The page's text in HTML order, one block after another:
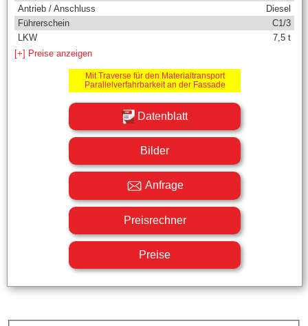
Antrieb / Anschluss
Diesel
Führerschein
C1/3
LKW
7,5 t
[+] Preise anzeigen
Mit Traverse für den Materialtransport
Parallelverfahrbarkeit an der Fassade
Datenblatt
Bilder
Anfrage
Preisrechner
Preise